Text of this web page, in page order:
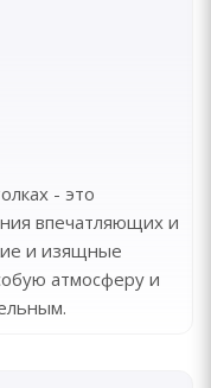
- это
впечатляющих и
и изящные
атмосферу и